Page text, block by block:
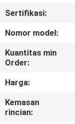
WISATA
PABRIK
KONTROL
KUALITAS
Sertifikasi:
Nomor model:
Kuantitas min
Order:
Harga:
Kemasan
rincian: